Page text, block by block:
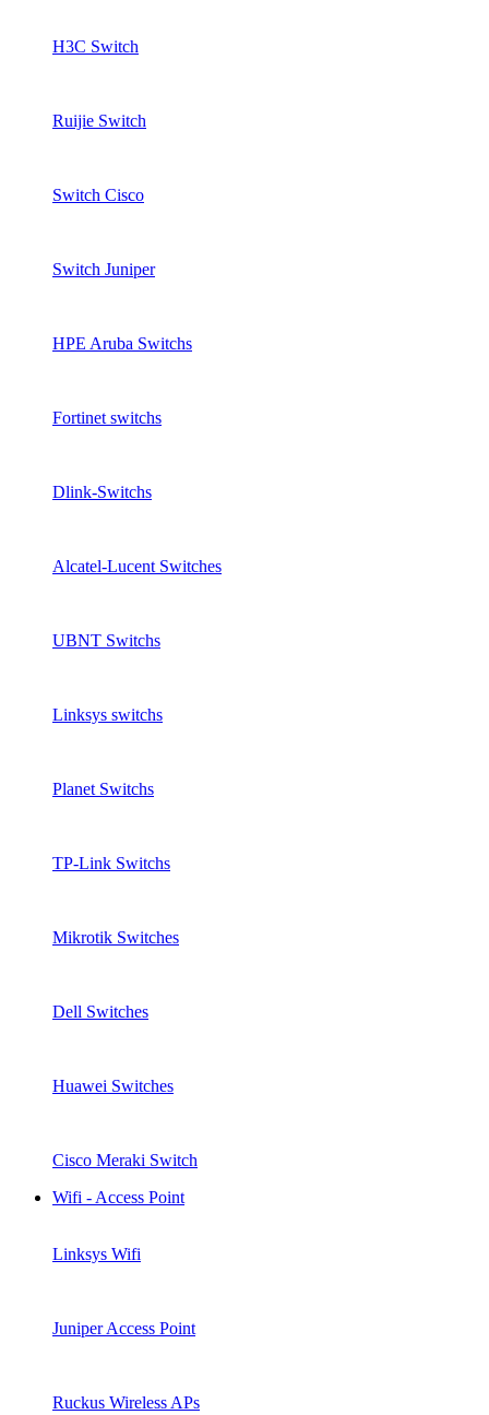
H3C Switch
Ruijie Switch
Switch Cisco
Switch Juniper
HPE Aruba Switchs
Fortinet switchs
Dlink-Switchs
Alcatel-Lucent Switches
UBNT Switchs
Linksys switchs
Planet Switchs
TP-Link Switchs
Mikrotik Switches
Dell Switches
Huawei Switches
Cisco Meraki Switch
Wifi - Access Point
Linksys Wifi
Juniper Access Point
Ruckus Wireless APs